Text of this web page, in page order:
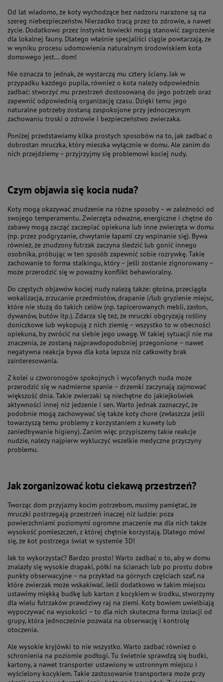
Od lat wiadomo, że koty wychodzące bez nadzoru narażone są na
szereg niebezpieczeństw. Nierzadko tracą przez to zdrowie, a nawet
życie. Dodatkowo przez instynkt łowiecki mogą stanowić zagrożenie
dla lokalnej fauny. Dlatego właśnie specjaliści ciągle powtarzają, że
w wyniku procesu udomowienia naturalnym środowiskiem kota
domowego jest... dom!
Nie oznacza to jednak, że wystarczą mu cztery ściany. Jak w
przypadku każdego pupila, również o kota należy odpowiednio
zadbać: stworzyć mu przestrzeń dostosowaną do jego potrzeb oraz
zapewnić odpowiednią organizację czasu. Dzięki temu jego
naturalne potrzeby zostaną zaspokojone przy jednoczesnym
zachowaniu troski o zdrowie i bezpieczeństwo zwierzaka.
Poniżej przedstawiamy kilka prostych sposobów na to, jak zadbać o
dobrostan mruczka, który mieszka wyłącznie w domu. Ale zanim do
nich przejdziemy – przyjrzyjmy się problemowi kociej nudy.
Czym objawia się kocia nuda?
Koty mogą okazywać znudzenie na różne sposoby – w zależności od
swojego temperamentu. Zwierzęta odważne, energiczne i chętne do
zabawy mogą zacząć zaczepiać opiekuna lub inne zwierzęta w domu
(np. przez podgryzanie, chwytanie łapami czy wspinanie się). Bywa
również, że znudzony futrzak zaczyna śledzić lub gonić innego
osobnika, próbując w ten sposób zapewnić sobie rozrywkę. Takie
zachowanie to forma stalkingu, który – jeśli zostanie zignorowany –
może przerodzić się w poważny konflikt behawioralny.
Do częstych objawów kociej nudy należą także: głośna, przeciągła
wokalizacja, zrzucanie przedmiotów, drapanie i/lub gryzienie miejsc,
które nie służą do takich celów (np. tapicerowanych mebli, zasłon,
dywanów, butów itp.). Zdarza się też, że mruczki obgryzają rośliny
doniczkowe lub wykopują z nich ziemię – wszystko to w obecności
opiekuna, by zwrócić na siebie jego uwagę. W takiej sytuacji nie ma
znaczenia, że zostaną najprawdopodobniej przegonione – nawet
negatywna reakcja bywa dla kota lepsza niż całkowity brak
zainteresowania.
Z kolei u czworonogów spokojnych i wycofanych nuda może
przerodzić się w nadmierne spanie – drzemki zaczynają zajmować
większość dnia. Takie zwierzaki są niechętne do jakiejkolwiek
aktywności innej niż jedzenie i sen. Warto jednak zaznaczyć, że
podobnie mogą zachowywać się także koty chore (zwłaszcza jeśli
towarzyszą temu problemy z korzystaniem z kuwety lub
zaniedbywanie higieny). Zanim więc przypiszemy takie reakcje
nudzie, należy najpierw wykluczyć wszelkie medyczne przyczyny
problemu.
Jak zorganizować kotu ciekawą przestrzeń?
Tworząc dom przyjazny kocim potrzebom, musimy pamiętać, że
mruczki postrzegają przestrzeń inaczej niż ludzie: poza
powierzchniami poziomymi ogromne znaczenie ma dla nich także
wysokość pomieszczeń, z której chętnie korzystają. Dlatego mówi
się, że kot postrzega świat w systemie 3D!
Jak to wykorzystać? Bardzo prosto! Warto zadbać o to, aby w domu
znalazły się wysokie drapaki, półki na ścianach lub po prostu dobre
punkty obserwacyjne – na przykład na górnych częściach szaf, na
które zwierzak może wskakiwać. Jeśli dodatkowo w takim miejscu
ustawimy miękką budkę lub karton z kocykiem w środku, stworzymy
dla wielu futrzaków prawdziwy raj na ziemi. Koty bowiem uwielbiają
wypoczywać na wysokości – to dla nich skuteczna forma izolacji od
grupy, która jednocześnie pozwala na obserwację i kontrolę
otoczenia.
Ale wysokie kryjówki to nie wszystko. Warto zadbać również o
schronienia na poziomie podłogi. Tu świetnie sprawdzą się budki,
kartony, a nawet transporter ustawiony w ustronnym miejscu i
wyścielony kocykiem. Takie zastosowanie transportera może przy